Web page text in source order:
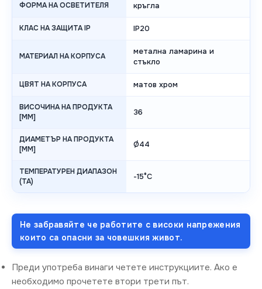
ФОРМА НА ОСВЕТИТЕЛЯ кръгла
КЛАС НА ЗАЩИТА IP IP20
МАТЕРИАЛ НА КОРПУСА
метална ламарина и
стъкло
ЦВЯТ НА КОРПУСА матов хром
ВИСОЧИНА НА ПРОДУКТА
[MM]
36
ДИАМЕТЪР НА ПРОДУКТА
[MM]
Ø44
ТЕМПЕРАТУРЕН ДИАПАЗОН
(TA)
-15°C
Не забравяйте че работите с високи напрежения
които са опасни за човешкия живот.
Преди употреба винаги четете инструкциите. Ако е
необходимо прочетете втори трети път.